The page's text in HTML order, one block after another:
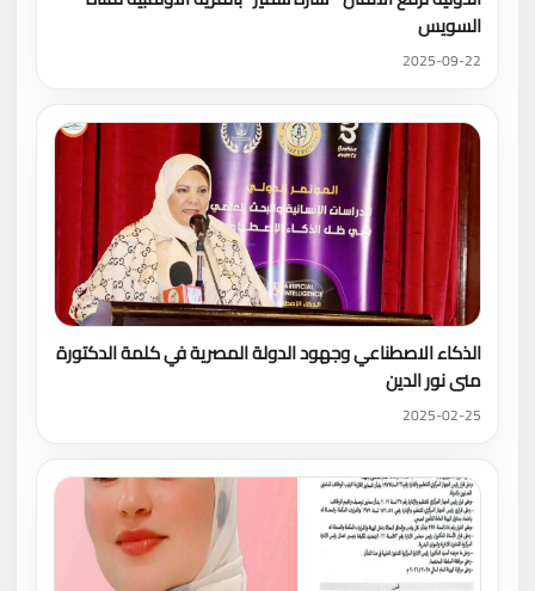
السويس
2025-09-22
الذكاء الاصطناعي وجهود الدولة المصرية في كلمة الدكتورة
منى نور الدين
2025-02-25